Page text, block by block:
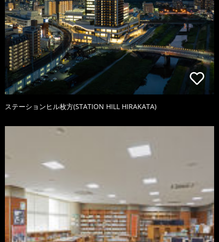
ステーションヒル枚方(STATION HILL HIRAKATA)